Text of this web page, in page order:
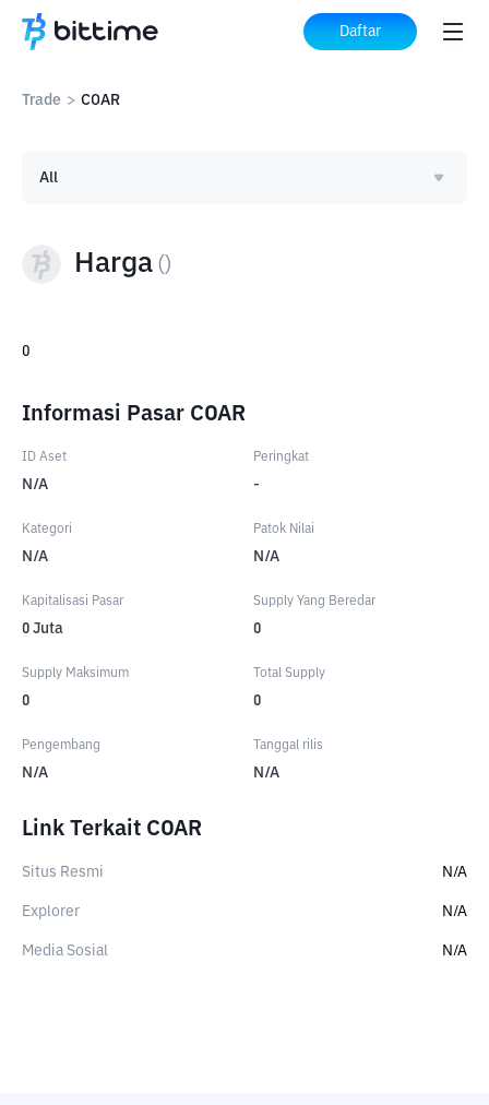
Daftar
Trade > COAR
Harga ( )
All
0
Informasi Pasar COAR
ID Aset
N/A
Peringkat
-
Kategori
N/A
Patok Nilai
N/A
Kapitalisasi Pasar
0 Juta
Supply Yang Beredar
0
Supply Maksimum
0
Total Supply
0
Pengembang
N/A
Tanggal rilis
N/A
Link Terkait COAR
Situs Resmi N/A
Explorer N/A
Media Sosial N/A